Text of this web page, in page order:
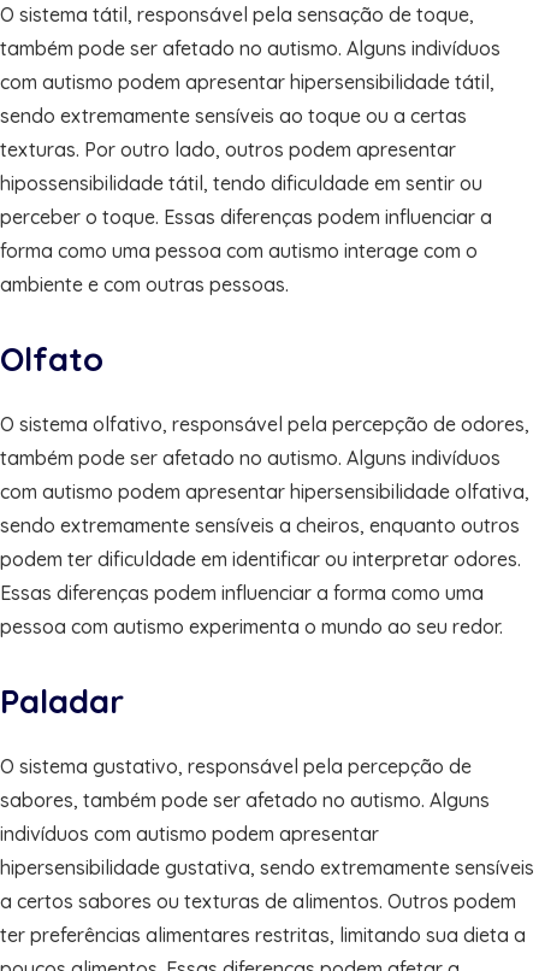
O sistema tátil, responsável pela sensação de toque,
também pode ser afetado no autismo. Alguns indivíduos
com autismo podem apresentar hipersensibilidade tátil,
sendo extremamente sensíveis ao toque ou a certas
texturas. Por outro lado, outros podem apresentar
hipossensibilidade tátil, tendo dificuldade em sentir ou
perceber o toque. Essas diferenças podem influenciar a
forma como uma pessoa com autismo interage com o
ambiente e com outras pessoas.
Olfato
O sistema olfativo, responsável pela percepção de odores,
também pode ser afetado no autismo. Alguns indivíduos
com autismo podem apresentar hipersensibilidade olfativa,
sendo extremamente sensíveis a cheiros, enquanto outros
podem ter dificuldade em identificar ou interpretar odores.
Essas diferenças podem influenciar a forma como uma
pessoa com autismo experimenta o mundo ao seu redor.
Paladar
O sistema gustativo, responsável pela percepção de
sabores, também pode ser afetado no autismo. Alguns
indivíduos com autismo podem apresentar
hipersensibilidade gustativa, sendo extremamente sensíveis
a certos sabores ou texturas de alimentos. Outros podem
ter preferências alimentares restritas, limitando sua dieta a